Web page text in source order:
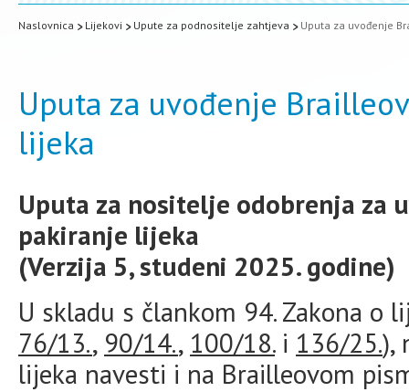
Naslovnica Lijekovi Upute za podnositelje zahtjeva Uputa za uvođenje
Uputa za uvođenje
lijeka
Uputa za nositelje odobrenja za
pakiranje lijeka
(Verzija 5, studeni 2025. godine)
U skladu s člankom 94. Zakona o
76/13., 90/14., 100/18.i 136/25.),
lijeka navesti i na Brailleovom